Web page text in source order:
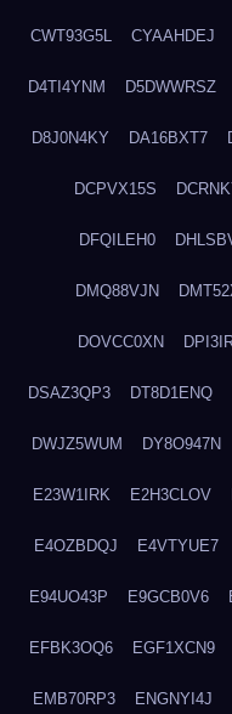
CWT93G5L CYAAHDEJ
D4TI4YNM D5DWWRSZ
D8J0N4KY DA16BXT7
DCPVX15S
DFQILEH0
DMQ88VJN
DOVCC0XN
DSAZ3QP3 DT8D1ENQ
DWJZ5WUM DY8O947N
E23W1IRK E2H3CLOV
E4OZBDQJ E4VTYUE7
E94UO43P E9GCB0V6
EFBK3OQ6 EGF1XCN9
EMB70RP3 ENGNYI4J